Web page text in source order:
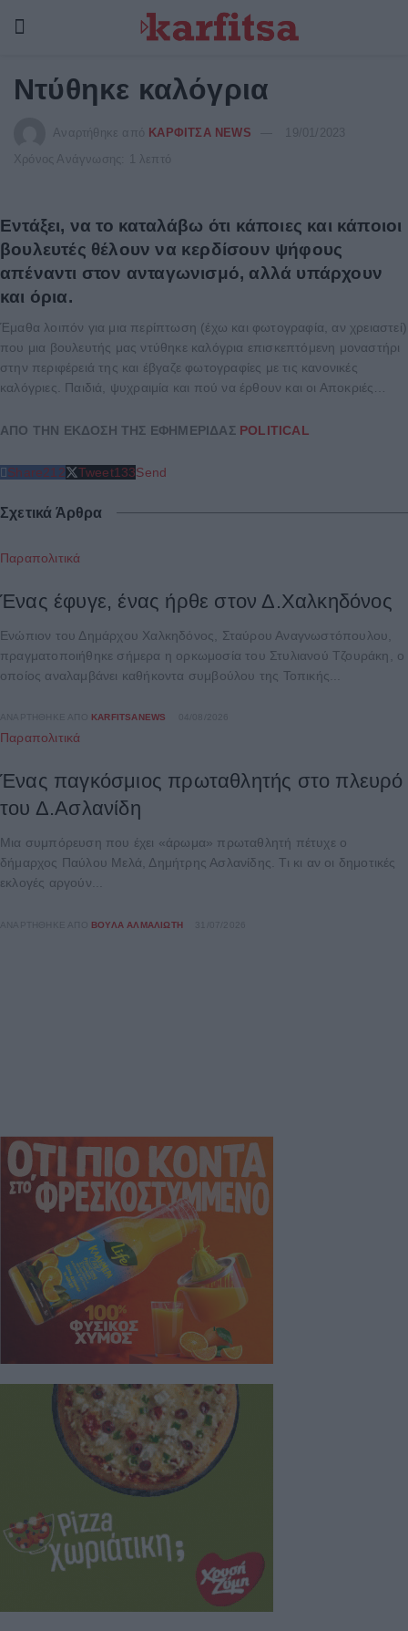
Ντύθηκε καλόγρια
Αναρτήθηκε από ΚΑΡΦΙΤΣΑ NEWS
19/01/2023
Χρόνος Ανάγνωσης: 1 λεπτό
Εντάξει, να το καταλάβω ότι κάποιες και κάποιοι
βουλευτές θέλουν να κερδίσουν ψήφους
απέναντι στον ανταγωνισμό, αλλά υπάρχουν
και όρια.
Έμαθα λοιπόν για μια περίπτωση (έχω και φωτογραφία, αν χρειαστεί)
που μια βουλευτής μας ντύθηκε καλόγρια επισκεπτόμενη μοναστήρι
στην περιφέρειά της και έβγαζε φωτογραφίες με τις κανονικές
καλόγριες. Παιδιά, ψυχραιμία και πού να έρθουν και οι Αποκριές…
ΑΠΟ ΤΗΝ ΕΚΔΟΣΗ ΤΗΣ ΕΦΗΜΕΡΙΔΑΣ POLITICAL
Share212 Tweet133Send
Σχετικά Άρθρα
Παραπολιτικά
Ένας έφυγε, ένας ήρθε στον Δ.Χαλκηδόνος
Ενώπιον του Δημάρχου Χαλκηδόνος, Σταύρου Αναγνωστόπουλου,
πραγματοποιήθηκε σήμερα η ορκωμοσία του Στυλιανού Τζουράκη, ο
οποίος αναλαμβάνει καθήκοντα συμβούλου της Τοπικής...
KARFITSANEWS
Παραπολιτικά
Ένας παγκόσμιος πρωταθλητής στο πλευρό
του Δ.Ασλανίδη
Μια συμπόρευση που έχει «άρωμα» πρωταθλητή πέτυχε ο
δήμαρχος Παύλου Μελά, Δημήτρης Ασλανίδης. Τι κι αν οι δημοτικές
εκλογές αργούν...
ΑΝΑΡΤΉΘΗΚΕ ΑΠΌ ΒΟΎΛΑ ΑΛΜΑΛΙΏΤΗ